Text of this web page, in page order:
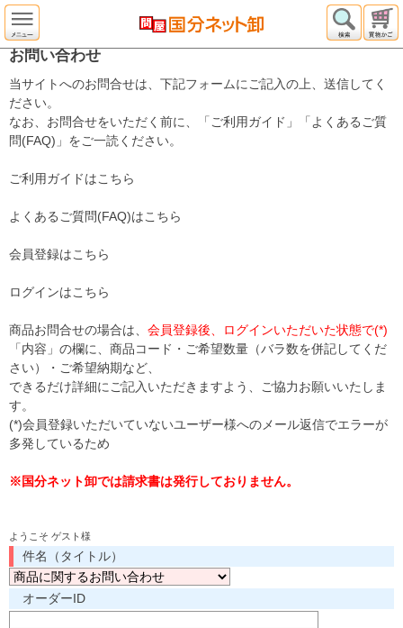
お問い合わせ
当サイトへのお問合せは、下記フォームにご記入の上、送信してく
ださい。
なお、お問合せをいただく前に、「ご利用ガイド」「よくあるご質
問(FAQ)」をご一読ください。
ご利用ガイドはこちら
よくあるご質問(FAQ)はこちら
会員登録はこちら
ログインはこちら
商品お問合せの場合は、 会員登録後、ログインいただいた状態で(*)
「内容」の欄に、商品コード・ご希望数量（バラ数を併記してくだ
さい）・ご希望納期など、
できるだけ詳細にご記入いただきますよう、ご協力お願いいたしま
す。
(*)会員登録いただいていないユーザー様へのメール返信でエラーが
多発しているため
※国分ネット卸では請求書は発行しておりません。
ようこそ ゲスト様
件名（タイトル）
オーダーID